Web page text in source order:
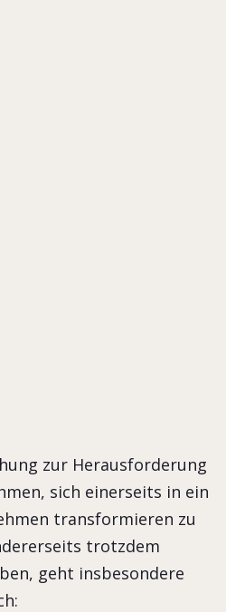
zur Herausforderung
sich einerseits in ein
transformieren zu
trotzdem
geht insbesondere